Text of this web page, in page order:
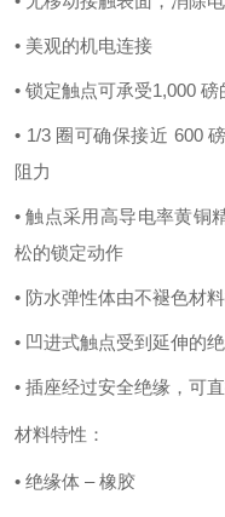
• 美观的机电连接
• 锁定触点可承受1,000 磅
• 1/3 圈可确保接近 600
阻力
• 触点采用高导电率黄铜
松的锁定动作
• 防水弹性体由不褪色材
• 凹进式触点受到延伸的
• 插座经过安全绝缘，可
材料特性：
• 绝缘体 – 橡胶